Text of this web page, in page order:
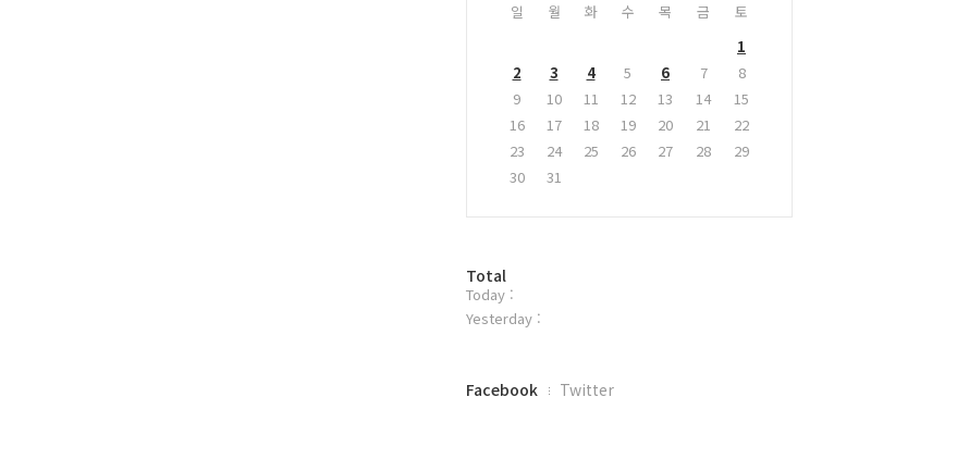
일 월 화 수 목 금
토
1
2
3 4 5 6 7
8
9
10 11 12 13 14
15
16
17 18 19 20 21
22
23
24 25 26 27 28
29
30
31
방
문
자
Total
Today :
Yesterday :
페
Facebook Twitter